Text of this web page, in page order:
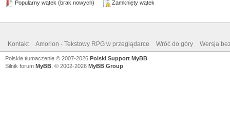
Popularny wątek (brak nowych)
Zamknięty wątek
Kontakt Amorion - Tekstowy RPG w przeglądarce Wróć do góry Wersja
Polskie tłumaczenie © 2007-2026 Polski Support MyBB
Silnik forum MyBB , © 2002-2026 MyBB Group